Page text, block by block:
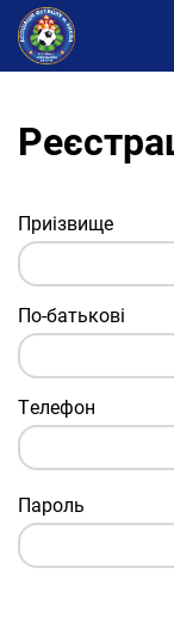
Приізвище
По-батькові
Телефон
Пароль